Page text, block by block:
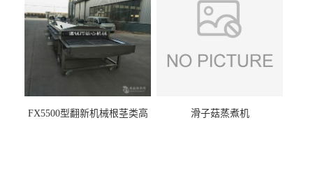
FX5500型翻新机械根茎类高
滑子菇蒸煮机